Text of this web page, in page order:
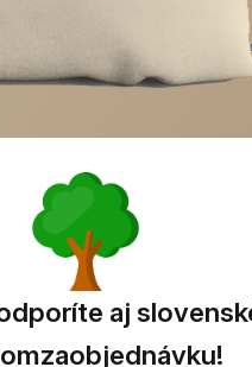
aj